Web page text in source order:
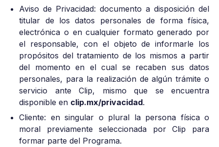
Aviso de Privacidad: documento a disposición del
titular de los datos personales de forma física,
electrónica o en cualquier formato generado por
el responsable, con el objeto de informarle los
propósitos del tratamiento de los mismos a partir
del momento en el cual se recaben sus datos
personales, para la realización de algún trámite o
servicio ante Clip, mismo que se encuentra
disponible en clip.mx/privacidad.
Cliente: en singular o plural la persona física o
moral previamente seleccionada por Clip para
formar parte del Programa.